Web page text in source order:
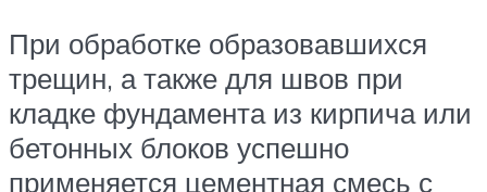
При обработке образовавшихся
трещин, а также для швов при
кладке фундамента из кирпича или
бетонных блоков успешно
применяется цементная смесь с